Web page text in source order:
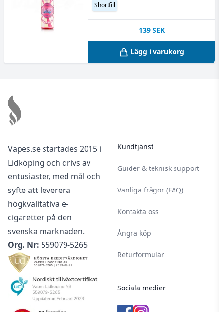
Shortfill
139 SEK
Lägg i varukorg
Vapes.se startades 2015 i
Lidköping och drivs av
entusiaster, med mål och
syfte att leverera
högkvalitativa e-
cigaretter på den
svenska marknaden.
Org. Nr: 559079-5265
Kundtjänst
Guider & teknisk support
Vanliga frågor (FAQ)
Kontakta oss
Ångra köp
Returformulär
Sociala medier